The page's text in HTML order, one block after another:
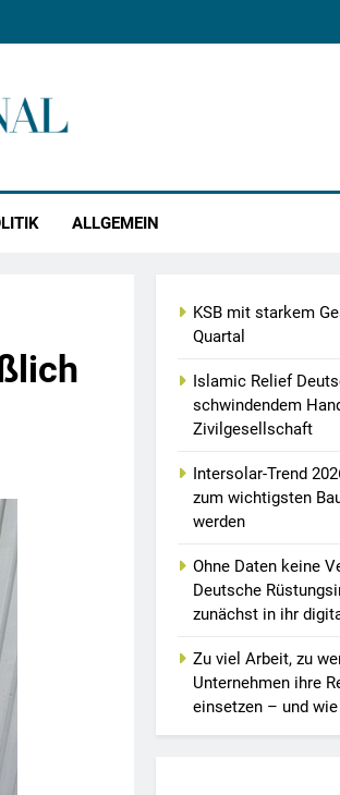
ALLGEMEIN
KSB mit starkem
Quartal
Islamic Relief
schwindendem
Zivilgesellschaft
Intersolar-Trend
zum wichtigsten
werden
Ohne Daten keine
Deutsche
zunächst in ihr
Zu viel Arbeit, zu
Unternehmen ihre
einsetzen – und